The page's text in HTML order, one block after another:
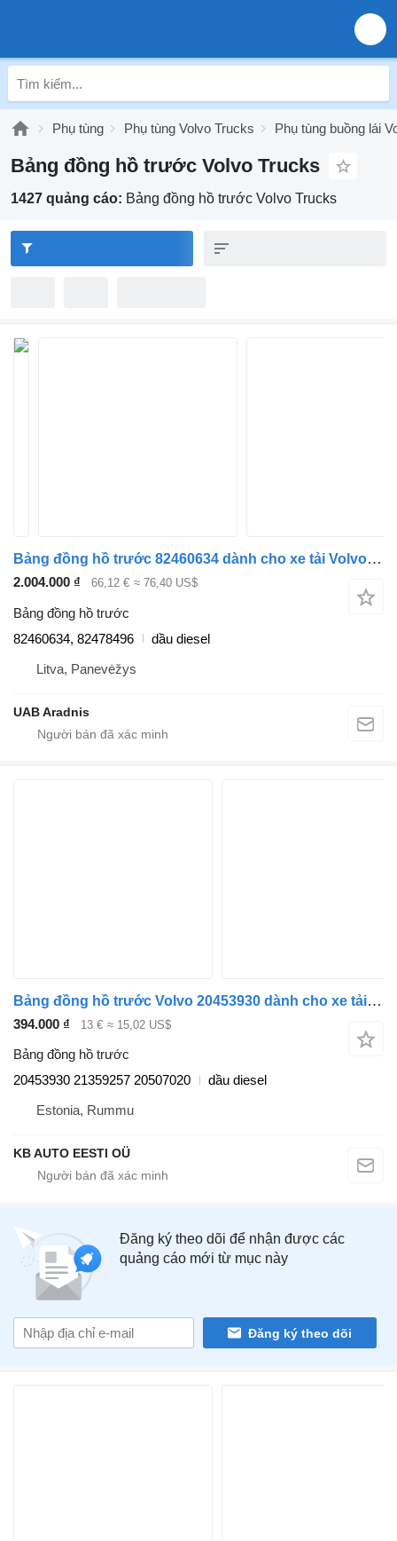
Phụ tùng Phụ tùng Volvo Trucks Phụ tùng buồng lái
Bảng đồng hồ trước Volvo Trucks
1427 quảng cáo: Bảng đồng hồ trước Volvo Trucks
Bảng đồng hồ trước 82460634 dành cho xe tải Volvo FMX II
2.004.000 ₫ 66,12 € ≈ 76,40 US$
Bảng đồng hồ trước
82460634, 82478496
dầu diesel
Litva, Panevėžys
UAB Aradnis
Bảng đồng hồ trước Volvo 20453930 dành cho xe tải Volvo FM7-FM12, FM, FMX (1998-2014)
394.000 ₫ 13 € ≈ 15,02 US$
Bảng đồng hồ trước
20453930 21359257 20507020
dầu diesel
Estonia, Rummu
KB AUTO EESTI OÜ
Đăng ký theo dõi để nhận được các
quảng cáo mới từ mục này
Đăng ký theo dõi